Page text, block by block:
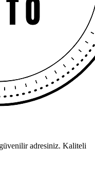
adresiniz. Kaliteli